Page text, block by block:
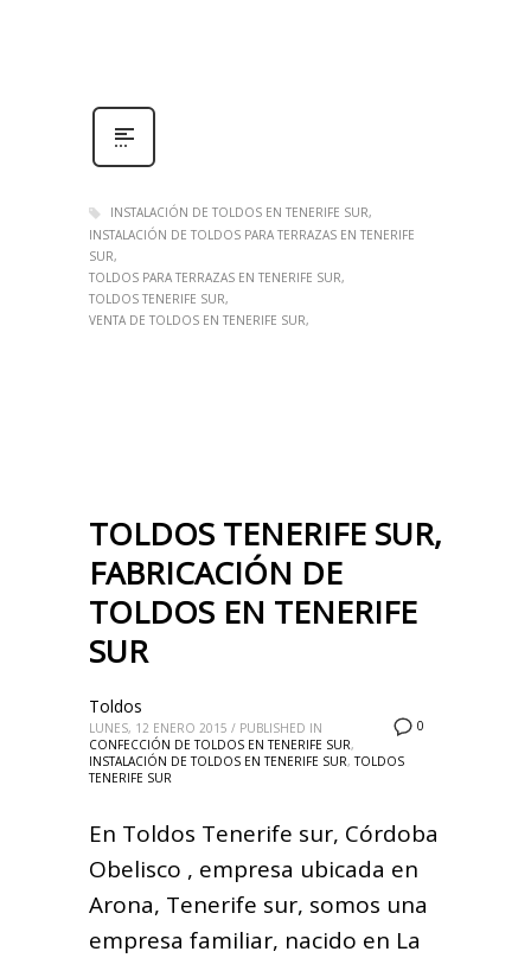
INSTALACIÓN DE TOLDOS EN TENERIFE SUR
INSTALACIÓN DE TOLDOS PARA TERRAZAS EN TENERIFE
SUR
TOLDOS PARA TERRAZAS EN TENERIFE SUR
TOLDOS TENERIFE SUR
VENTA DE TOLDOS EN TENERIFE SUR
TOLDOS TENERIFE SUR,
FABRICACIÓN DE
TOLDOS EN TENERIFE
SUR
0
Toldos
LUNES, 12 ENERO 2015 / PUBLISHED IN
CONFECCIÓN DE TOLDOS EN TENERIFE SUR,
INSTALACIÓN DE TOLDOS EN TENERIFE SUR,TOLDOS
TENERIFE SUR
En Toldos Tenerife sur, Córdoba
Obelisco , empresa ubicada en
Arona, Tenerife sur, somos una
empresa familiar, nacido en La